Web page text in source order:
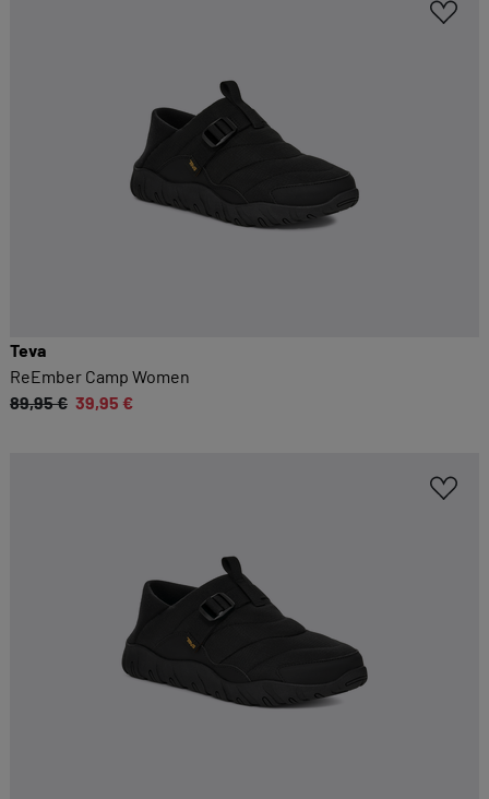
Teva
ReEmber Camp Women
89,95 € 39,95 €